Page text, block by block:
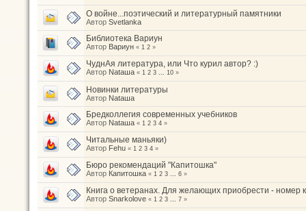
О войне...поэтический и литературный памятники
Автор Svetlanka
Библиотека Вариун
Автор Вариун « 1 2 »
ЧуднАя литература, или Что курил автор? :)
Автор Nataшa « 1 2 3 ... 10 »
Новинки литературы
Автор Nataшa
Бредколлегия современных учебников
Автор Nataшa « 1 2 3 4 »
Читальные маньяки)
Автор Fehu « 1 2 3 4 »
Бюро рекомендаций "Капитошка"
Автор Капитошка « 1 2 3 ... 6 »
Книга о ветеранах. Для желающих приобрести - номер
Автор Snarkolove « 1 2 3 ... 7 »